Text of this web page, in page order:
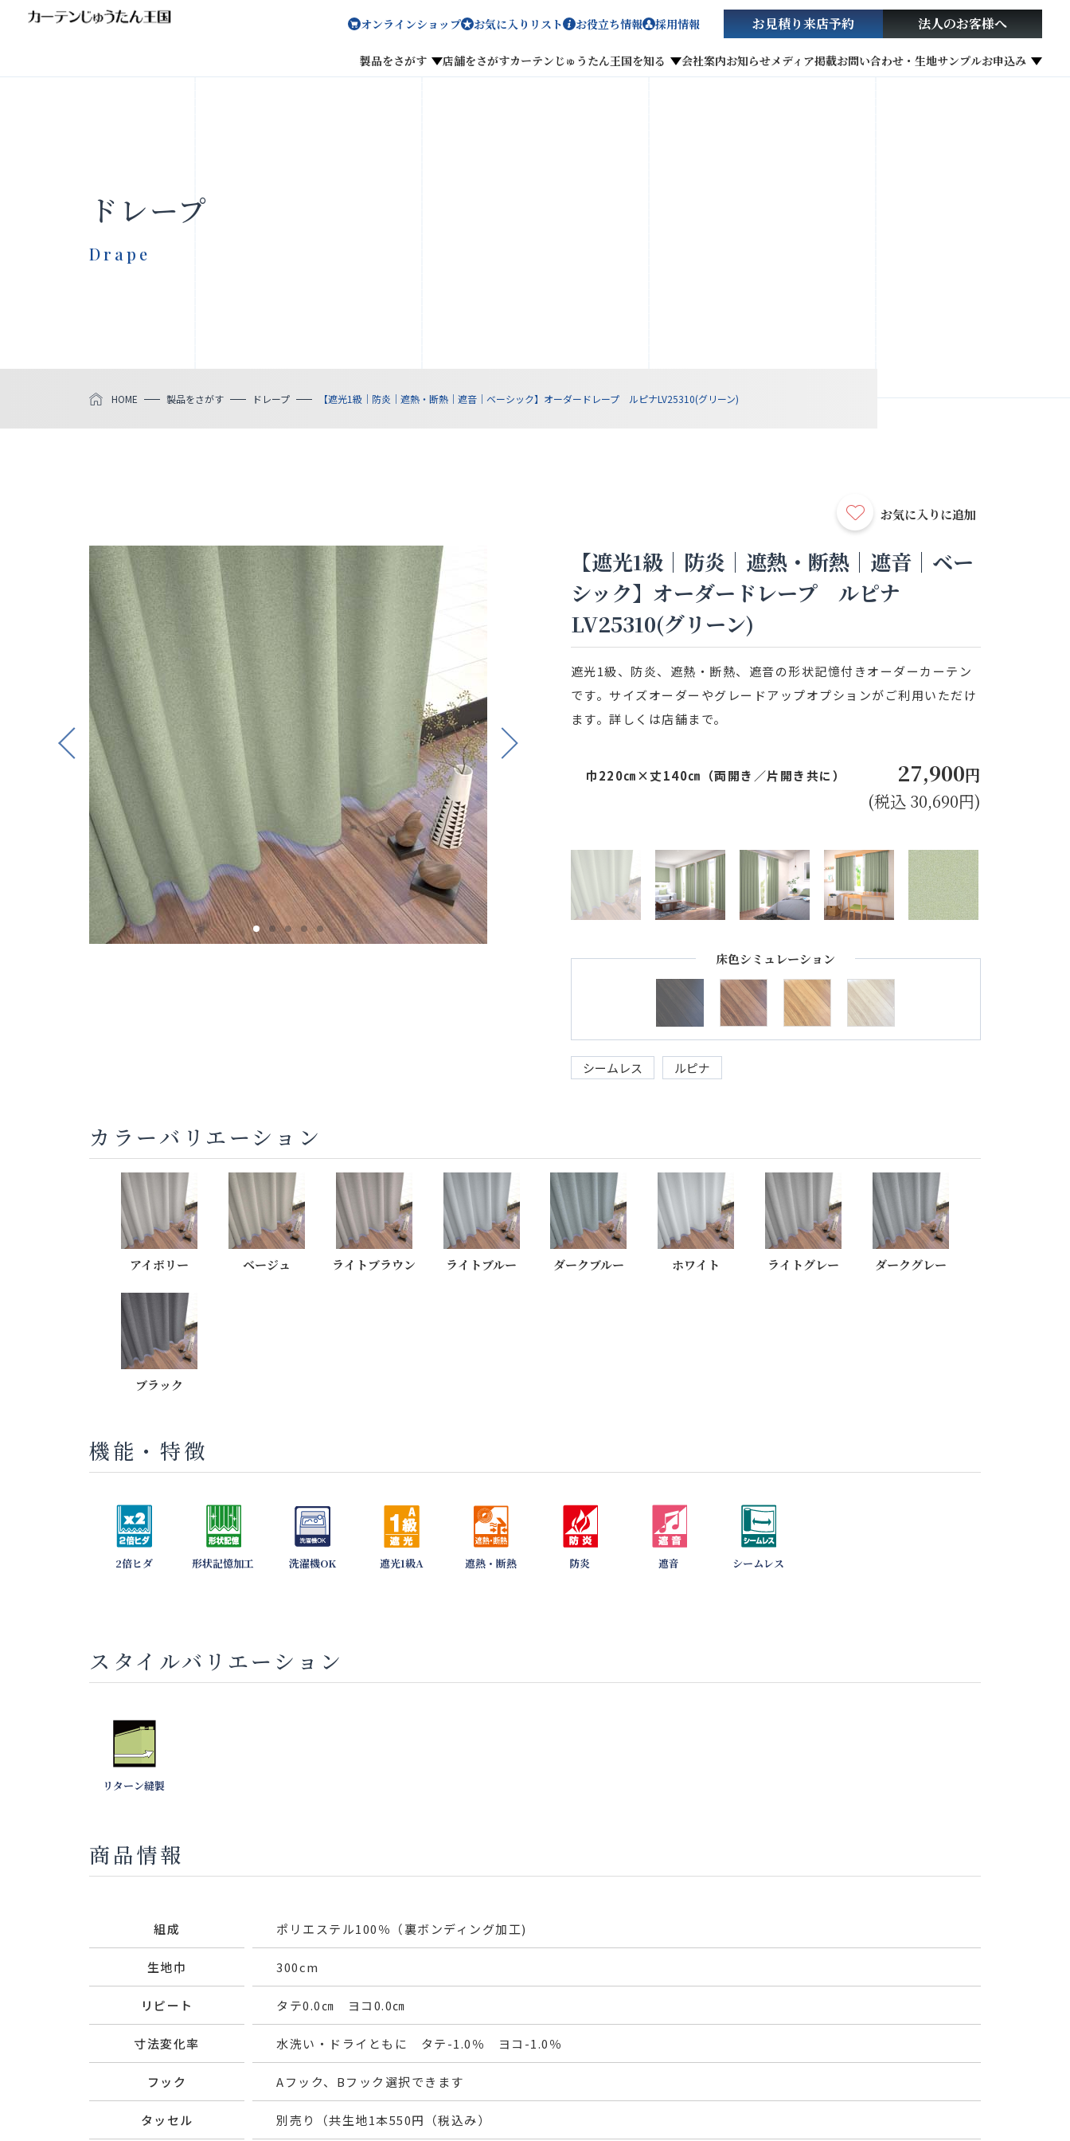
オンラインショップ お気に入りリスト お役立ち情報 採用情報
製品をさがす 店舗をさがすカーテンじゅうたん王国を知る 会社案内お知らせメディア掲載お問い合わせ・生地サンプルお申込み
お見積り来店予約 法人のお客様へ
ドレープ
Drape
HOME 製品をさがす ドレープ 【遮光1級｜防炎｜遮熱・断熱｜遮音｜ベーシック】オーダードレープ ルピナLV25310(グリーン)
お気に入りに追加
Previous Next
【遮光1級｜防炎｜遮熱・断熱｜遮音｜ベー
シック】オーダードレープ ルピナ
LV25310(グリーン)
遮光1級、防炎、遮熱・断熱、遮音の形状記憶付きオーダーカーテン
です。サイズオーダーやグレードアップオプションがご利用いただけ
ます。詳しくは店舗まで。
巾220㎝×丈140㎝（両開き／片開き共に） 27,900円
(税込 30,690円)
床色シミュレーション
シームレス ルピナ
カラーバリエーション
アイボリー ベージュ ライトブラウン ライトブルー ダークブルー ホワイト ライトグレー ダークグレー
ブラック
機能・特徴
2倍ヒダ 形状記憶加工 洗濯機OK 遮光1級A 遮熱・断熱 防炎 遮音 シームレス
スタイルバリエーション
リターン縫製
商品情報
組成 ポリエステル100％（裏ボンディング加工)
生地巾 300cm
リピート タテ0.0㎝ ヨコ0.0㎝
寸法変化率 水洗い・ドライともに タテ-1.0％ ヨコ-1.0％
フック Aフック、Bフック選択できます
タッセル 別売り（共生地1本550円（税込み）